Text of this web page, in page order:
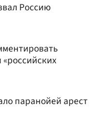
Россию
паранойей арест